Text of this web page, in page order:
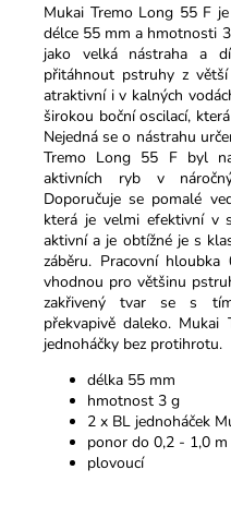
Mukai Tremo Long 55 F
délce 55 mm a hmotnosti
jako velká nástraha a
přitáhnout pstruhy z
atraktivní i v kalných
širokou boční oscilací,
Nejedná se o nástrahu
Tremo Long 55 F byl
aktivních ryb v
Doporučuje se pomalé
která je velmi efektivní v
aktivní a je obtížné je s
záběru. Pracovní
vhodnou pro většinu
zakřivený tvar se s
překvapivě daleko. Mukai
jednoháčky bez protihrotu.
délka 55 mm
hmotnost 3 g
2 x BL jednoháček
ponor do 0,2 - 1,0 m
plovoucí